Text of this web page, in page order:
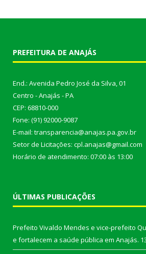
PREFEITURA DE ANAJÁS
End.: Avenida Pedro José da Silva, 01
Centro - Anajás - PA
CEP: 68810-000
Fone: (91) 92000-9087
E-mail: transparencia@anajas.pa.gov.br
Setor de Licitações: cpl.anajas@gmail.com
Horário de atendimento: 07:00 às 13:00
ÚLTIMAS PUBLICAÇÕES
Prefeito Vivaldo Mendes e vice-prefeito
e fortalecem a saúde pública em Anajás.